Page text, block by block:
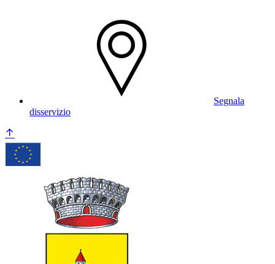
Segnala
disservizio